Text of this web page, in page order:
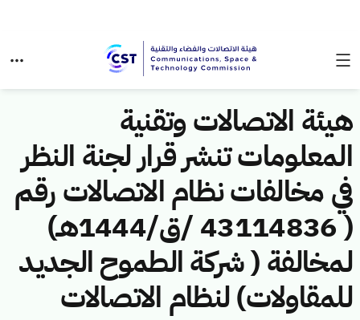
هيئة الاتصالات وتقنية
المعلومات تنشر قرار لجنة النظر
في مخالفات نظام الاتصالات رقم
( 43114836 /ق/1444هـ)
لمخالفة ( شركة الطموح الجديد
للمقاولات) لنظام الاتصالات